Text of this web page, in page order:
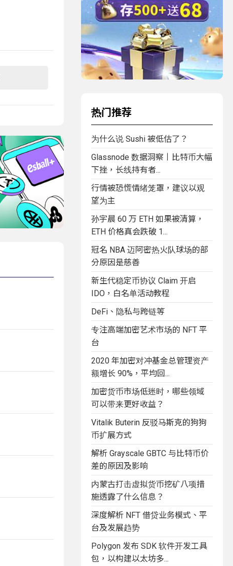
热门推荐
为什么说 Sushi 被低估了？
Glassnode 数据洞察丨比特币大幅
下挫，长线持有者...
行情被恐慌情绪笼罩，建议以观
望为主
孙宇晨 60 万 ETH 如果被清算，
ETH 价格真会跌破 1...
冠名 NBA 迈阿密热火队球场的部
分原因是慈善
新生代稳定币协议 Claim 开启
IDO，白名单活动教程
DeFi、隐私与跨链等
专注高端加密艺术市场的 NFT 平
台
2020 年加密对冲基金总管理资产
额增长 90%，平均回...
加密货币市场低迷时，哪些领域
可以带来更好收益？
Vitalik Buterin 反驳马斯克的狗狗
币扩展方式
解析 Grayscale GBTC 与比特币价
差的原因及影响
内蒙古打击虚拟货币挖矿八项措
施透露了什么信息？
深度解析 NFT 借贷业务模式、平
台及发展趋势
Polygon 发布 SDK 软件开发工具
包，以构建以太坊多...